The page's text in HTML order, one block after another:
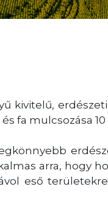
kivitelű,
és fa mulcsozása
arra, hogy
eső